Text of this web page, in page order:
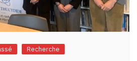
Recherche